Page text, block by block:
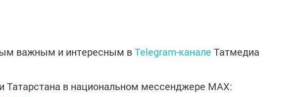
важным и интересным вTelegram-канале Татмедиа
Татарстана в национальном мессенджере MАХ: